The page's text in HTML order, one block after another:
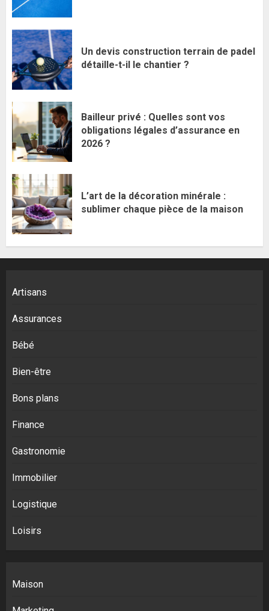
Un devis construction terrain de padel
détaille-t-il le chantier ?
Bailleur privé : Quelles sont vos
obligations légales d’assurance en
2026 ?
L’art de la décoration minérale :
sublimer chaque pièce de la maison
Artisans
Assurances
Bébé
Bien-être
Bons plans
Finance
Gastronomie
Immobilier
Logistique
Loisirs
Maison